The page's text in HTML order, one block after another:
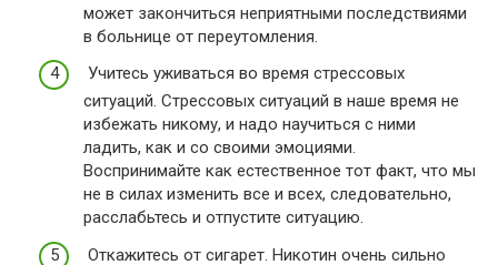
может закончиться неприятными последствиями
в больнице от переутомления.
Учитесь уживаться во время стрессовых
ситуаций. Стрессовых ситуаций в наше время не
избежать никому, и надо научиться с ними
ладить, как и со своими эмоциями.
Воспринимайте как естественное тот факт, что мы
не в силах изменить все и всех, следовательно,
расслабьтесь и отпустите ситуацию.
Откажитесь от сигарет. Никотин очень сильно